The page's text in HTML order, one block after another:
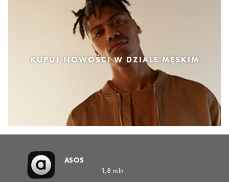
KUPUJ NOWOŚCI W DZIALE MĘSKIM
ASOS
1,8 mln